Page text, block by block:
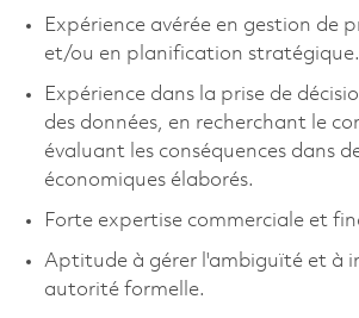
Expérience avérée en gestion de
et/ou en planification stratégique.
Expérience dans la prise de
des données, en recherchant le
évaluant les conséquences dans
économiques élaborés.
Forte expertise commerciale et
Aptitude à gérer l'ambiguïté et à
autorité formelle.